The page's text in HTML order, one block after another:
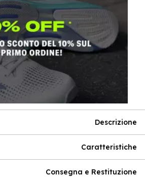
Descrizione
Caratteristiche
Consegna e Restituzione